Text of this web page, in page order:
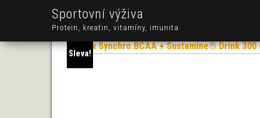
Sportovní výživa
Protein, kreatin, vitamíny, imunita
Sleva!